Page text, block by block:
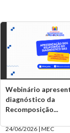
Webinário
diagnóstico da
Recomposição...
24/06/2026 | MEC